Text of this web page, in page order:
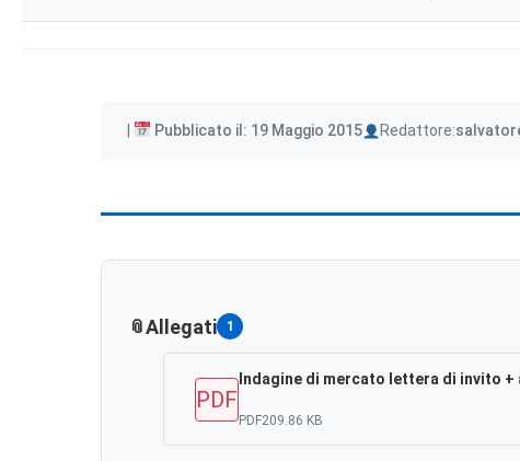
Pubblicato il: 19 Maggio 2015 Redattore:
Author
Allegati 1
PDF
Indagine di mercato lettera di invito +
PDF209.86 KB